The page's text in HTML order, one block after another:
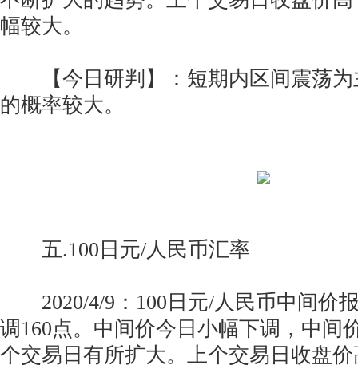
幅较大。
【今日研判】：短期内区间震荡为
的概率较大。
五.100日元/人民币汇率
2020/4/9：100日元/人民币中间价报
调160点。中间价今日小幅下调，中间
个交易日有所扩大。上个交易日收盘